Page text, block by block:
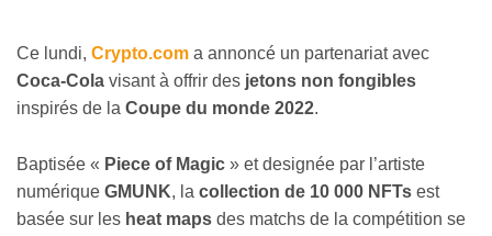
Ce lundi, Crypto.com a annoncé un partenariat avec
Coca-Cola visant à offrir des jetons non fongibles
inspirés de la Coupe du monde 2022.
Baptisée « Piece of Magic » et designée par l’artiste
numérique GMUNK, la collection de 10 000 NFTs est
basée sur les heat maps des matchs de la compétition se